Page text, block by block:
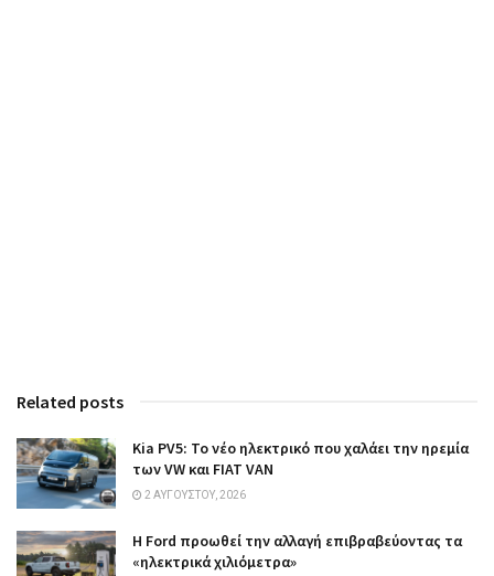
Related posts
Kia PV5: Το νέο ηλεκτρικό που χαλάει την ηρεμία
των VW και FIAT VAN
2 ΑΥΓΟΎΣΤΟΥ, 2026
Η Ford προωθεί την αλλαγή επιβραβεύοντας τα
«ηλεκτρικά χιλιόμετρα»